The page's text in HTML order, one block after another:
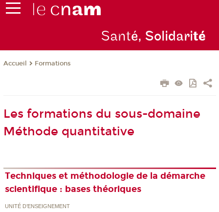
Santé, Solidarité
Accueil Formations
Les formations du sous-domaine
Méthode quantitative
Techniques et méthodologie de la démarche
scientifique : bases théoriques
UNITÉ D’ENSEIGNEMENT